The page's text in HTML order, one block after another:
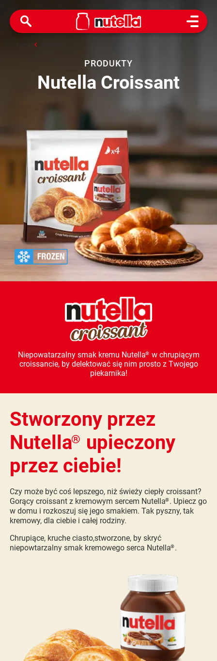
Open
Home
PRODUKTY
Nutella Croissant
Niepowatarzalny smak kremu Nutella® w chrupiącym
croissancie, by delektować się nim prosto z Twojego
piekarnika!
Stworzony przez
Nutella® upieczony
przez ciebie!
Czy może być coś lepszego, niż świeży ciepły croissant?
Gorący croissant z kremowym sercem Nutella®. Upiecz go
w domu i rozkoszuj się jego smakiem. Tak pyszny, tak
kremowy, dla ciebie i całej rodziny.
Chrupiące, kruche ciasto,stworzone, by skryć
niepowtarzalny smak kremowego serca Nutella®.